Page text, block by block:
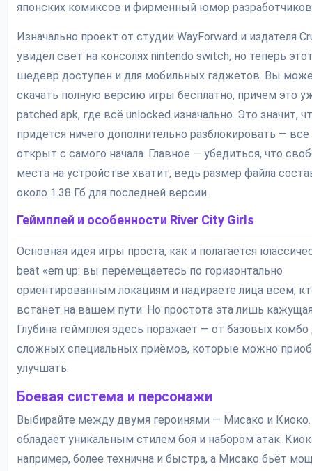
японских комиксов и фирменный юмор
Изначально проект от студии WayForward и издателя
увидел свет на консолях nintendo switch, но теперь
шедевр доступен и для мобильных гаджетов. Вы
скачать полную версию игры бесплатно, причем это
patched apk, где всё unlocked изначально. Это значит,
придется ничего дополнительно разблокировать —
открыт с самого начала. Главное — убедиться, что
места на устройстве хватит, ведь размер файла
около 1.38 Гб для последней версии.
Геймплей и особенности River City Girls
Основная идея игры проста, как и полагается
beat «em up: вы перемещаетесь по горизонтально
ориентированным локациям и надираете лица всем,
встанет на вашем пути. Но простота эта лишь
Глубина геймплея здесь поражает — от базовых комбо
сложных специальных приёмов, которые можно
улучшать.
Боевая система и персонажи
Выбирайте между двумя героинями — Мисако и
обладает уникальным стилем боя и набором атак.
например, более технична и быстра, а Мисако бьёт